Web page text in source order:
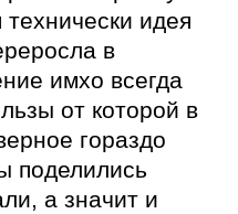
идея
в
имхо всегда
от которой в
гораздо
поделились
а значит и